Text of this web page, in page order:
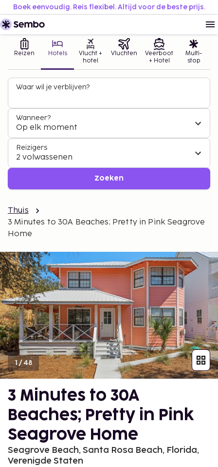
Boek eenvoudig. Reis flexibel. Altijd voor de beste prijs.
Reizen Hotels
Vlucht +
hotel
Vluchten
Veerboot
+ Hotel
Multi-
stop
Waar wil je verblijven?
Wanneer?
Op elk moment
Reizigers
2 volwassenen
Zoeken
Thuis
3 Minutes to 30A Beaches; Pretty in Pink Seagrove
Home
1/48
3 Minutes to 30A
Beaches; Pretty in Pink
Seagrove Home
Seagrove Beach, Santa Rosa Beach, Florida,
Verenigde Staten